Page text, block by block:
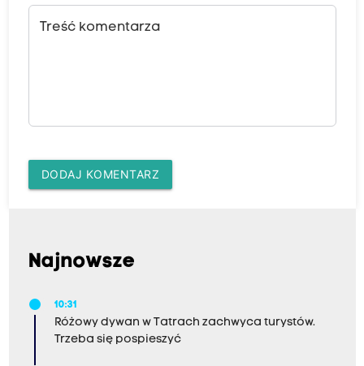
Treść komentarza
DODAJ KOMENTARZ
Najnowsze
10:31
Różowy dywan w Tatrach zachwyca turystów.
Trzeba się pospieszyć